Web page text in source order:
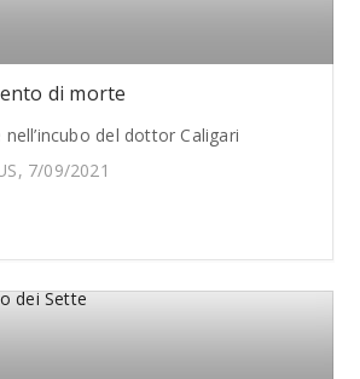
di morte
del dottor Caligari
7/09/2021